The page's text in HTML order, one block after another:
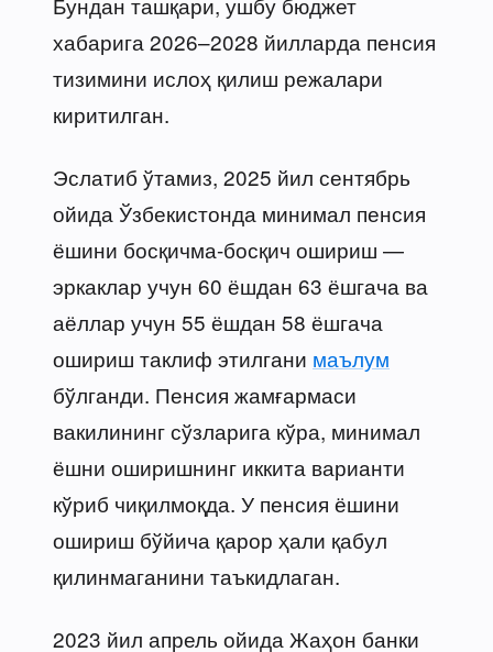
хабарига 2026–2028 йилларда пенсия
тизимини ислоҳ қилиш режалари
киритилган.
Эслатиб ўтамиз, 2025 йил сентябрь
ойида Ўзбекистонда минимал пенсия
ёшини босқичма-босқич ошириш —
эркаклар учун 60 ёшдан 63 ёшгача ва
аёллар учун 55 ёшдан 58 ёшгача
ошириш таклиф этилгани маълум
бўлганди. Пенсия жамғармаси
вакилининг сўзларига кўра, минимал
ёшни оширишнинг иккита варианти
кўриб чиқилмоқда. У пенсия ёшини
ошириш бўйича қарор ҳали қабул
қилинмаганини таъкидлаган.
2023 йил апрель ойида Жаҳон банки